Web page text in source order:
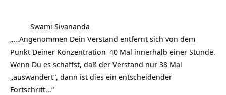
Swami Sivananda
„…Angenommen Dein Verstand entfernt sich von dem
Punkt Deiner Konzentration 40 Mal innerhalb einer Stunde.
Wenn Du es schaffst, daß der Verstand nur 38 Mal
„auswandert“, dann ist dies ein entscheidender
Fortschritt…“